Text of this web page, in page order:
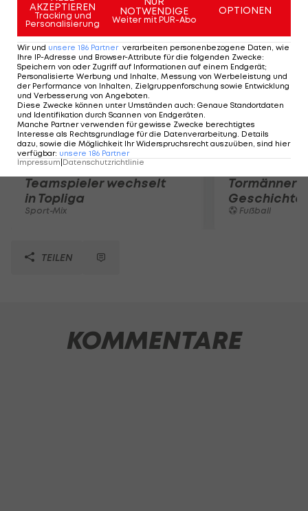
Mehr zum Thema
Karrieresprung! ÖVV-
Teamspieler wechselt
in Topliga
Sport-Mix
Tormänner
Geschichte
Fußball
TEILEN
KOMMENTARE
AKZEPTIEREN
Tracking und
Personalisierung
NOTWENDIGE
Weiter mit PUR-Abo
OPTIONEN
Wir und unsere 186 Partner verarbeiten personenbezogene Daten, wie
Ihre IP-Adresse und Browser-Attribute für die folgenden Zwecke:
Speichern von oder Zugriff auf Informationen auf einem Endgerät;
Personalisierte Werbung und Inhalte, Messung von Werbeleistung und
der Performance von Inhalten, Zielgruppenforschung sowie Entwicklung
und Verbesserung von Angeboten.
Diese Zwecke können unter Umständen auch: Genaue Standortdaten
und Identifikation durch Scannen von Endgeräten.
Manche Partner verwenden für gewisse Zwecke berechtigtes
Interesse als Rechtsgrundlage für die Datenverarbeitung. Details
dazu, sowie die Möglichkeit Ihr Widerspruchsrecht auszuüben, sind hier
verfügbar: unsere 186 Partner
Impressum Datenschutzrichtlinie